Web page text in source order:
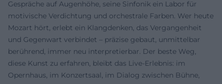
Gespräche auf Augenhöhe, seine Sinfonik ein Labor für
motivische Verdichtung und orchestrale Farben. Wer heute
Mozart hört, erlebt ein Klangdenken, das Vergangenheit
und Gegenwart verbindet – präzise gebaut, unmittelbar
berührend, immer neu interpretierbar. Der beste Weg,
diese Kunst zu erfahren, bleibt das Live-Erlebnis: im
Opernhaus, im Konzertsaal, im Dialog zwischen Bühne,